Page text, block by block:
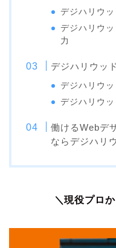
デジハリウ
デジハリウ
力
デジハリウッ
デジハリウ
デジハリウ
働けるWebデ
ならデジハリ
＼現役プロ